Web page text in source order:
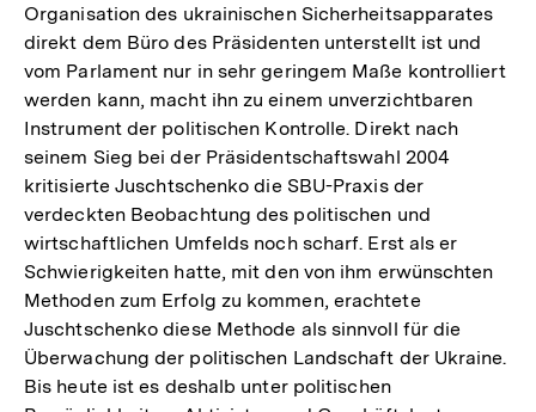
Organisation des ukrainischen Sicherheitsapparates
direkt dem Büro des Präsidenten unterstellt ist und
vom Parlament nur in sehr geringem Maße kontrolliert
werden kann, macht ihn zu einem unverzichtbaren
Instrument der politischen Kontrolle. Direkt nach
seinem Sieg bei der Präsidentschaftswahl 2004
kritisierte Juschtschenko die SBU-Praxis der
verdeckten Beobachtung des politischen und
wirtschaftlichen Umfelds noch scharf. Erst als er
Schwierigkeiten hatte, mit den von ihm erwünschten
Methoden zum Erfolg zu kommen, erachtete
Juschtschenko diese Methode als sinnvoll für die
Überwachung der politischen Landschaft der Ukraine.
Bis heute ist es deshalb unter politischen